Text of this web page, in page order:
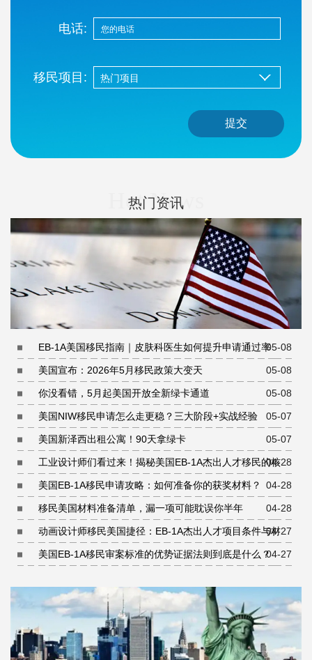
电话:
移民项目:
提交
Hot News
热门资讯
05-08
EB-1A美国移民指南｜皮肤科医生如何提升申请通过率
05-08
美国宣布：2026年5月移民政策大变天
05-08
你没看错，5月起美国开放全新绿卡通道
05-07
美国NIW移民申请怎么走更稳？三大阶段+实战经验
05-07
美国新泽西出租公寓！90天拿绿卡
04-28
工业设计师们看过来！揭秘美国EB-1A杰出人才移民的核心
条件 04-28
美国EB-1A移民申请攻略：如何准备你的获奖材料？
04-28
移民美国材料准备清单，漏一项可能耽误你半年
04-27
动画设计师移民美国捷径：EB-1A杰出人才项目条件与材料
准备指南 04-27
美国EB-1A移民审案标准的优势证据法则到底是什么？